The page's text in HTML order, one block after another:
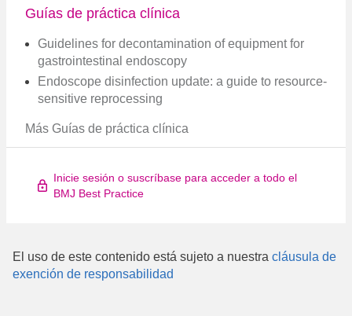
Guías de práctica clínica
Guidelines for decontamination of equipment for
gastrointestinal endoscopy
Endoscope disinfection update: a guide to resource-
sensitive reprocessing
Más Guías de práctica clínica
Inicie sesión o suscríbase para acceder a todo el
BMJ Best Practice
El uso de este contenido está sujeto a nuestra cláusula de
exención de responsabilidad